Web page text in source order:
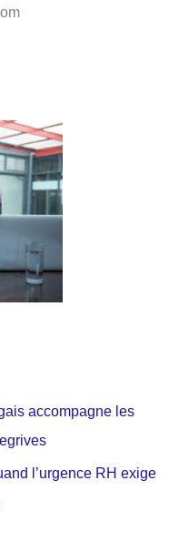
accompagne les
l’urgence RH exige